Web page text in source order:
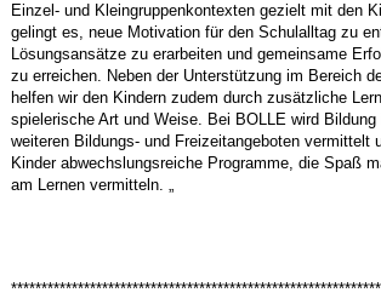
Einzel- und Kleingruppenkontexten gezielt mit den
gelingt es, neue Motivation für den Schulalltag zu
Lösungsansätze zu erarbeiten und gemeinsame
zu erreichen. Neben der Unterstützung im Bereich
helfen wir den Kindern zudem durch zusätzliche
spielerische Art und Weise. Bei BOLLE wird Bildung
weiteren Bildungs- und Freizeitangeboten vermittelt
Kinder abwechslungsreiche Programme, die Spaß
am Lernen vermitteln. „